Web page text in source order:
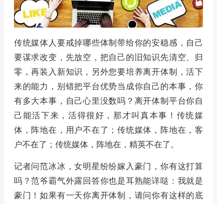
传统媒体人要戒掉哪些体制带给你的安稳感，自己
要谋求改变，先放空，把自己的旧知识先清空、归
零，再装入新知识，另外您要培养离开体制，活下
来的能力，别错把平台优势当成你自己的本事，你
有多大本事，自己心里没数吗？离开体制平台你自
己能活下来，活得很好，那才叫真本事！传统媒
体，阵地在，用户不在了；传统媒体，阵地在，客
户不在了；传统媒体，阵地在，精英不在了。
记者问范冰冰，女明星纷纷嫁入豪门，你有这打算
吗？范爷霸气外露回答你也是耳熟能详哒：我就是
豪门！如果有一天你离开体制，请问你有这样的底